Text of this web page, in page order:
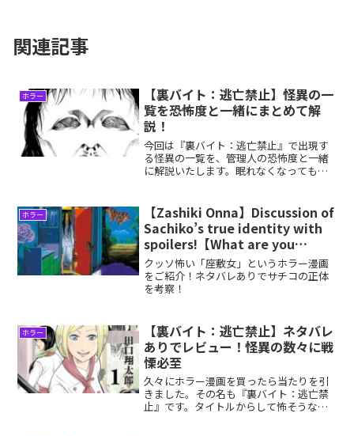
関連記事
ホラー
【裏バイト：逃亡禁止】怪異の一
覧を恐怖度と一緒にまとめて解
説！
今回は『裏バイト：逃亡禁止』で出現す
る怪異の一覧を、管理人の恐怖度と一緒
に解説いたします。眠れなくなっても自
闇が好きな人不気味な怪異が好きな人ち
ょっとギャグ要素があると...
ホラー
【Zashiki Onna】Discussion of
Sachiko’s true identity with
spoilers!【What are you
saying?】
クッソ怖い「座敷女」というホラー漫画
をご紹介！ネタバレありでサチコの正体
を考察！
ホラー
【裏バイト：逃亡禁止】ネタバレ
ありでレビュー！怪異の数々に戦
慄必至
久々にホラー漫画を買ったら当たりを引
きました。その名も『裏バイト：逃亡禁
止』です。タイトルからして怖そうな匂